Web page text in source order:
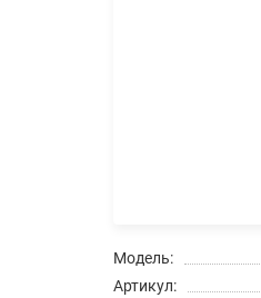
Модель:
Артикул: